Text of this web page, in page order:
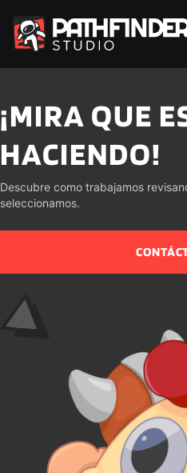
¡MIRA QUE
HACIENDO!
Descubre como trabajamos
seleccionamos.